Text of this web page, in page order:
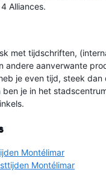
Alliances.
met tijdschriften,
andere aanverwante
je even tijd, steek dan
je in het
Montélimar
Montélimar